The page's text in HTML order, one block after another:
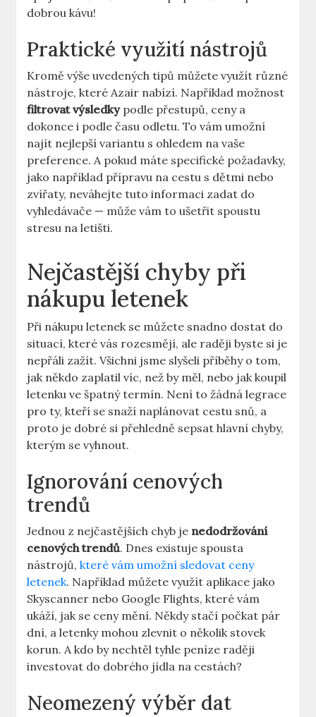
dobrou kávu!
Praktické využití nástrojů
Kromě výše uvedených tipů můžete využít různé
nástroje, které Azair nabízí. Například možnost
filtrovat výsledkypodle přestupů, ceny a
dokonce i podle času odletu. To vám umožní
najít nejlepší variantu s ohledem na vaše
preference. A pokud máte specifické požadavky,
jako například přípravu na cestu s dětmi nebo
zvířaty, neváhejte tuto informaci zadat do
vyhledávače — může vám to ušetřit spoustu
stresu na letišti.
Nejčastější chyby při
nákupu letenek
Při nákupu letenek se můžete snadno dostat do
situací, které vás rozesmějí, ale raději byste si je
nepřáli zažít. Všichni jsme slyšeli příběhy o tom,
jak někdo zaplatil víc, než by měl, nebo jak koupil
letenku ve špatný termín. Není to žádná legrace
pro ty, kteří se snaží naplánovat cestu snů, a
proto je dobré si přehledně sepsat hlavní chyby,
kterým se vyhnout.
Ignorování cenových
trendů
Jednou z nejčastějších chyb je nedodržování
cenových trendů. Dnes existuje spousta
nástrojů,které vám umožní sledovat ceny
letenek. Například můžete využít aplikace jako
Skyscanner nebo Google Flights, které vám
ukáží, jak se ceny mění. Někdy stačí počkat pár
dní, a letenky mohou zlevnit o několik stovek
korun. A kdo by nechtěl tyhle peníze raději
investovat do dobrého jídla na cestách?
Neomezený výběr dat